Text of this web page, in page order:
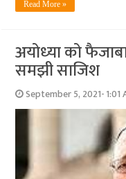
Read More »
अयोध्‍या को
समझी साजिश
September 5, 2021- 1:01